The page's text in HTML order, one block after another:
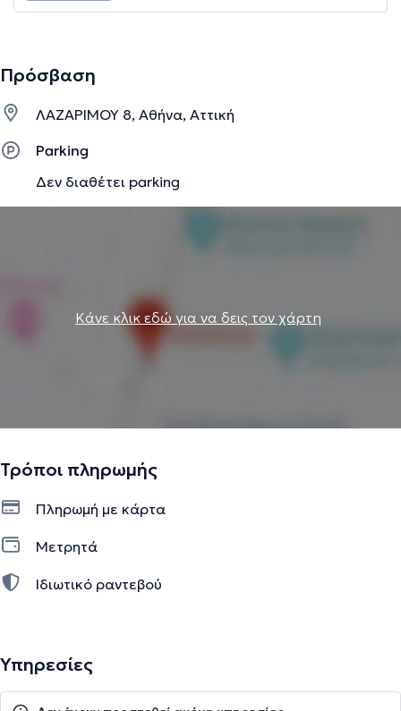
Πρόσβαση
ΛΑΖΑΡΙΜΟΥ 8, Αθήνα, Αττική
Parking
Δεν διαθέτει parking
Κάνε κλικ εδώ για να δεις τον χάρτη
Τρόποι πληρωμής
Πληρωμή με κάρτα
Μετρητά
Ιδιωτικό ραντεβού
Υπηρεσίες